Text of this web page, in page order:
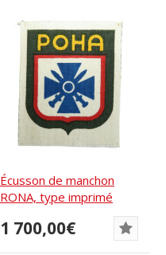
Écusson de manchon
RONA, type imprimé
1 700,00€